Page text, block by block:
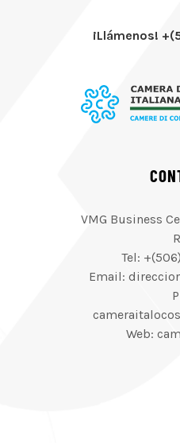
¡Llámenos!
VMG Business
Tel:
Email:
Web: